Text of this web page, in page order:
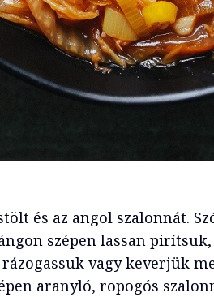
és az angol szalonnát.
szépen lassan
vagy keverjük
aranyló, ropogós